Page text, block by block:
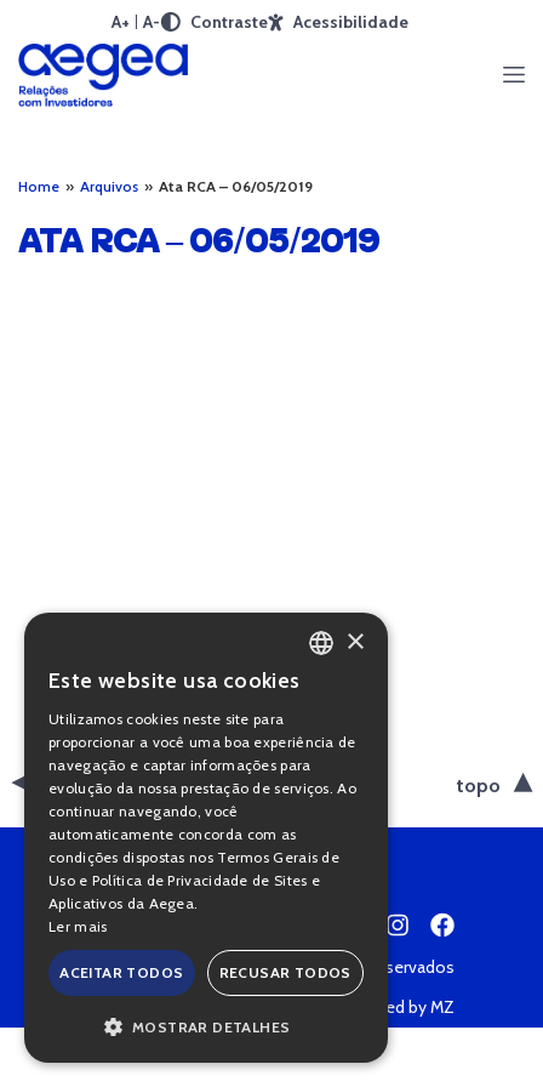
A+ A- Contraste Acessibilidade
Home » Arquivos » Ata RCA – 06/05/2019
ATA RCA – 06/05/2019
voltar topo
Copyright © 2022 • Todos os direitos reservados
Powered by MZ
PORTUGUESE
×
Este website usa cookies
Utilizamos cookies neste site para
proporcionar a você uma boa experiência de
navegação e captar informações para
evolução da nossa prestação de serviços. Ao
continuar navegando, você
automaticamente concorda com as
condições dispostas nos Termos Gerais de
Uso e Política de Privacidade de Sites e
Aplicativos da Aegea.
Ler mais
ACEITAR TODOS RECUSAR TODOS
MOSTRAR DETALHES